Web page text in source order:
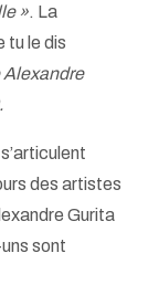
». La
tu le dis
Alexandre
des artistes
Gurita
sont